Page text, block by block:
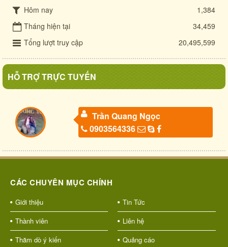
Hôm nay
1,384
Tháng hiện tại
34,459
Tổng lượt truy cập
20,495,599
HỖ TRỢ TRỰC TUYẾN
Trần Quang Ngọc
0903564336
CÁC CHUYÊN MỤC CHÍNH
Giới thiệu
Tin Tức
Thành viên
Liên hệ
Thăm dò ý kiến
Quảng cáo